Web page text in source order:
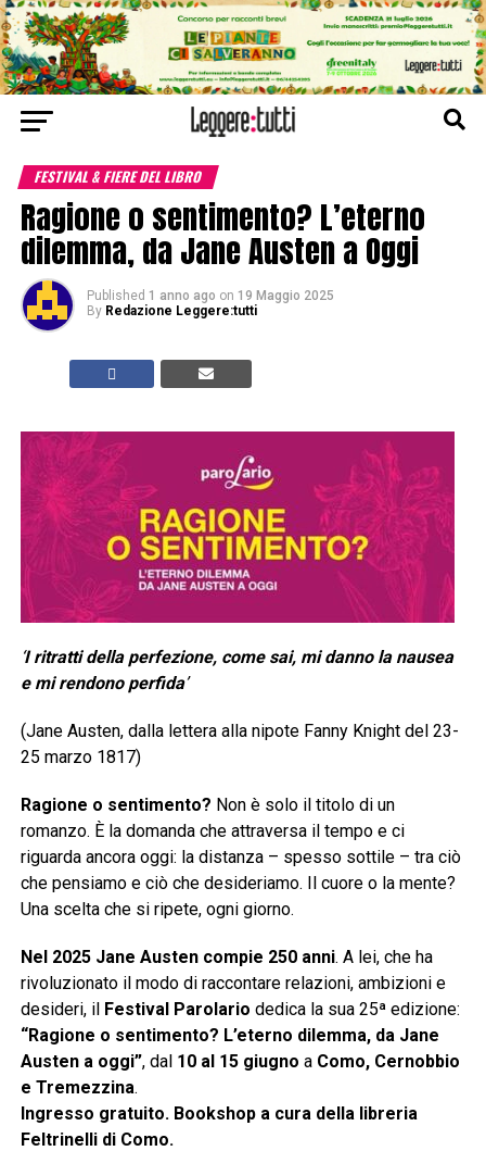
FESTIVAL & FIERE DEL LIBRO
Ragione o sentimento? L’eterno
dilemma, da Jane Austen a Oggi
Published 1 anno ago on 19 Maggio 2025
By Redazione Leggere:tutti
I ritratti della perfezione, come sai, mi danno la nausea
e mi rendono perfida’
(Jane Austen, dalla lettera alla nipote Fanny Knight del 23-
25 marzo 1817)
Ragione o sentimento? Non è solo il titolo di un
romanzo. È la domanda che attraversa il tempo e ci
riguarda ancora oggi: la distanza – spesso sottile – tra ciò
che pensiamo e ciò che desideriamo. Il cuore o la mente?
Una scelta che si ripete, ogni giorno.
Nel 2025 Jane Austen compie 250 anni. A lei, che ha
rivoluzionato il modo di raccontare relazioni, ambizioni e
desideri, il Festival Parolario dedica la sua 25ª edizione:
“Ragione o sentimento? L’eterno dilemma, da Jane
Austen a oggi”, dal 10 al 15 giugno a Como, Cernobbio
e Tremezzina.
Ingresso gratuito. Bookshop a cura della libreria
Feltrinelli di Como.